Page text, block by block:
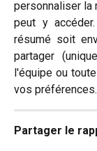
personnaliser la
peut y
résumé soit
partager
l'équipe ou
vos préférences.
Partager le